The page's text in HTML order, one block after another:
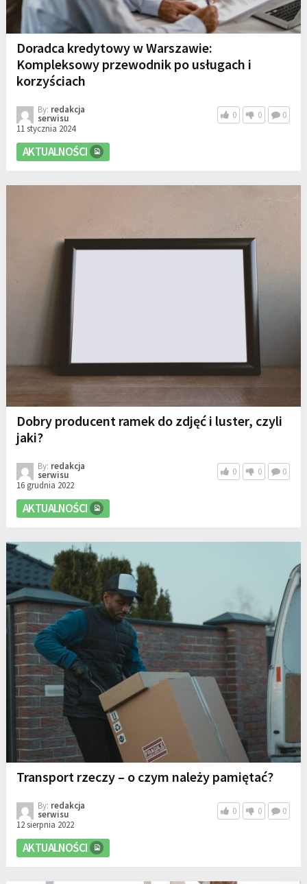
Doradca kredytowy w Warszawie:
Kompleksowy przewodnik po usługach i
korzyściach
By: redakcja
serwisu
11 stycznia 2024
0 0 0
AKTUALNOŚCI
Dobry producent ramek do zdjęć i luster, czyli
jaki?
By: redakcja
serwisu
16 grudnia 2022
0 0 0
AKTUALNOŚCI
Transport rzeczy – o czym należy pamiętać?
By: redakcja
serwisu
12 sierpnia 2022
0 0 0
AKTUALNOŚCI